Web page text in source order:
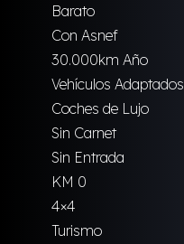
Barato
Con Asnef
30.000km Año
Vehículos Adaptados
Coches de Lujo
Sin Carnet
Sin Entrada
KM 0
4×4
Turismo